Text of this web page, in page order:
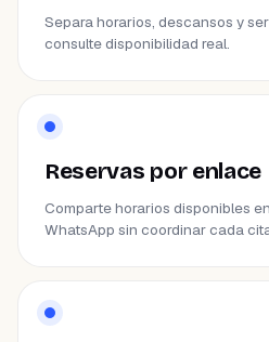
Separa horarios, descansos y
consulte disponibilidad real.
Reservas por enlace
Comparte horarios disponibles
WhatsApp sin coordinar cada